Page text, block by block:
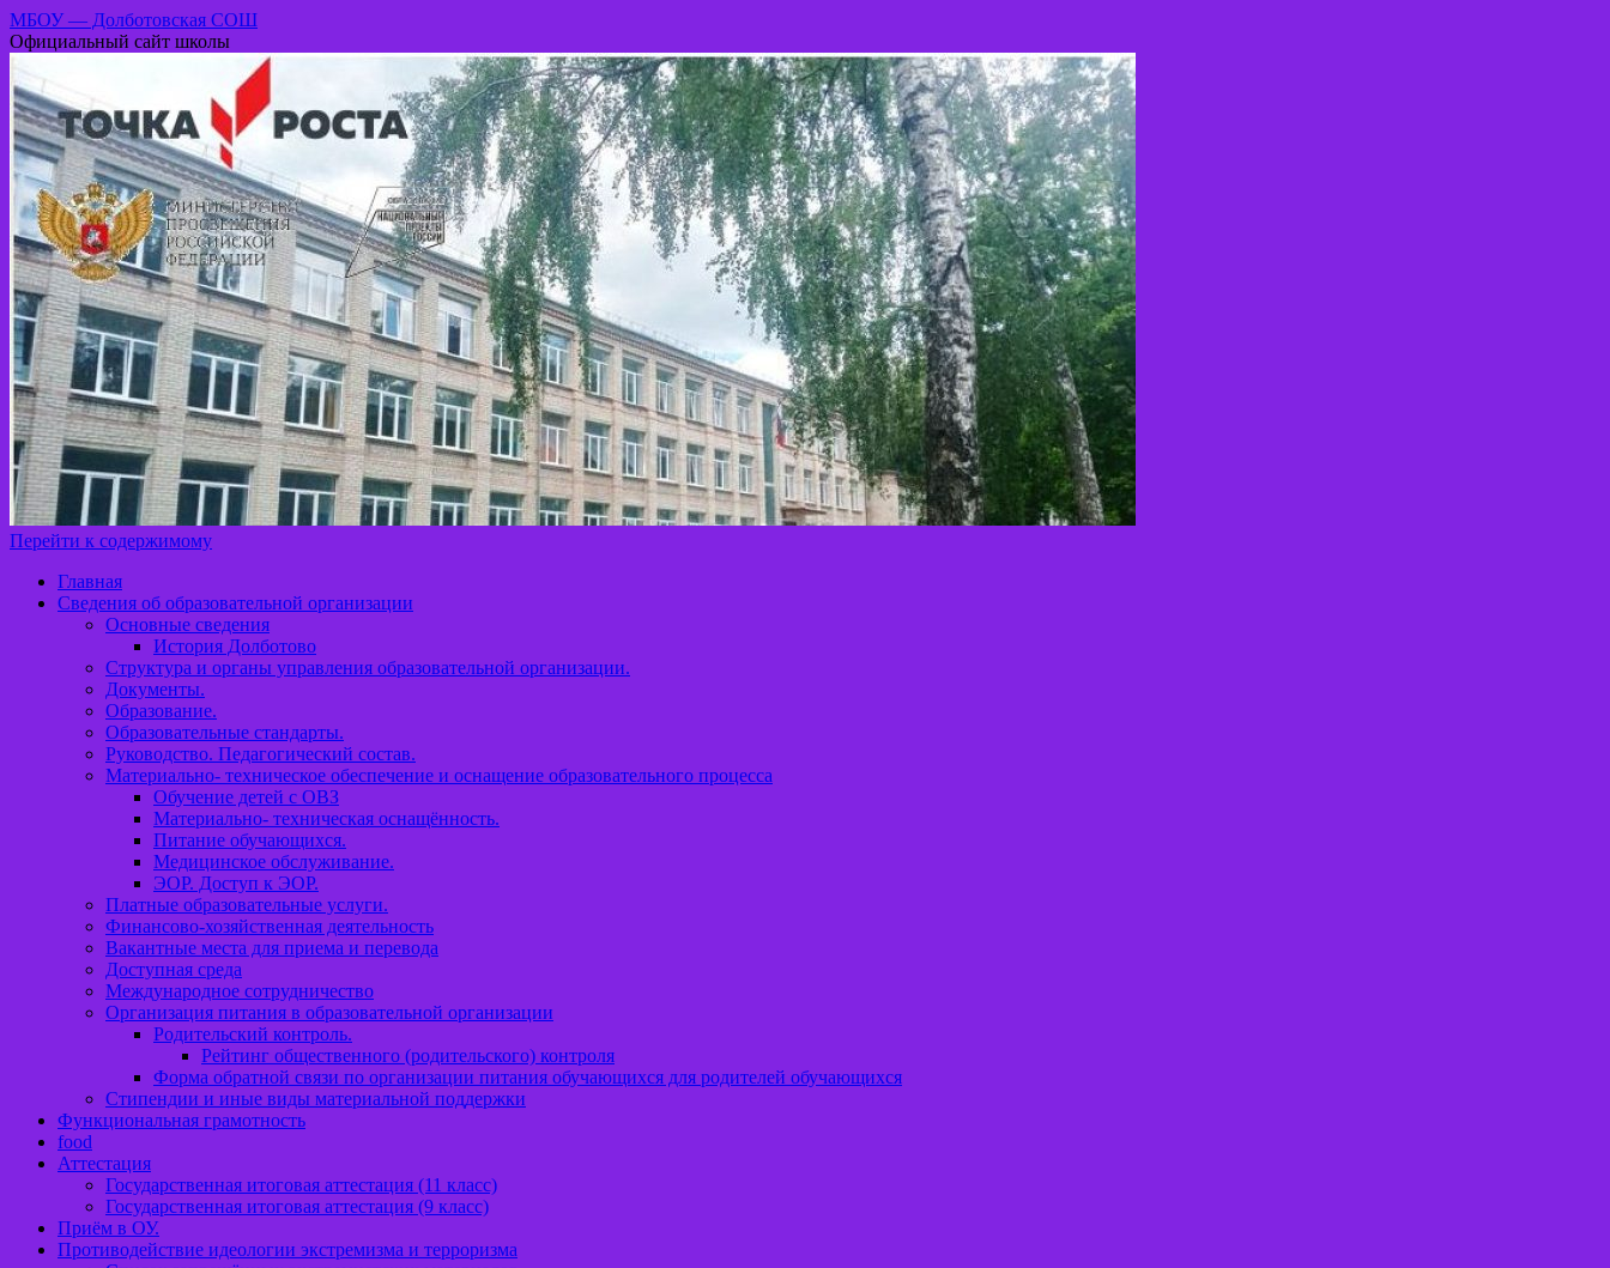
МБОУ — Долботовская СОШ
Официальный сайт школы
Перейти к содержимому
Главная
Сведения об образовательной организации
Основные сведения
История Долботово
Структура и органы управления образовательной организации.
Документы.
Образование.
Образовательные стандарты.
Руководство. Педагогический состав.
Материально- техническое обеспечение и оснащение образовательного процесса
Обучение детей с ОВЗ
Материально- техническая оснащённость.
Питание обучающихся.
Медицинское обслуживание.
ЭОР. Доступ к ЭОР.
Платные образовательные услуги.
Финансово-хозяйственная деятельность
Вакантные места для приема и перевода
Доступная среда
Международное сотрудничество
Организация питания в образовательной организации
Родительский контроль.
Рейтинг общественного (родительского) контроля
Форма обратной связи по организации питания обучающихся для родителей обучающихся
Стипендии и иные виды материальной поддержки
Функциональная грамотность
food
Аттестация
Государственная итоговая аттестация (11 класс)
Государственная итоговая аттестация (9 класс)
Приём в ОУ.
Противодействие идеологии экстремизма и терроризма